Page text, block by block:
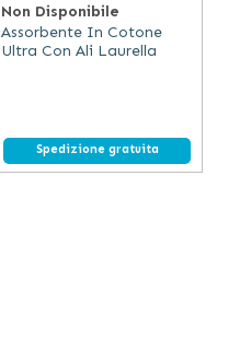
Non Disponibile
Assorbente In Cotone
Ultra Con Ali Laurella
Spedizione gratuita